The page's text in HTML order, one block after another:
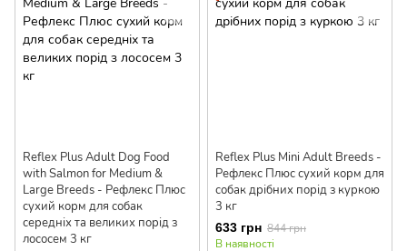
Reflex Plus Adult Dog Food
with Salmon for Medium &
Large Breeds - Рефлекс Плюс
сухий корм для собак
середніх та великих порід з
лососем 3 кг
Reflex Plus Mini Adult Breeds -
Рефлекс Плюс сухий корм для
собак дрібних порід з куркою
3 кг
633 грн 844 грн
В наявності